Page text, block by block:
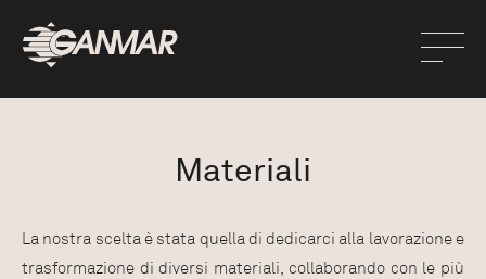
Materiali
La nostra scelta è stata quella di dedicarci alla lavorazione e
trasformazione di diversi materiali, collaborando con le più